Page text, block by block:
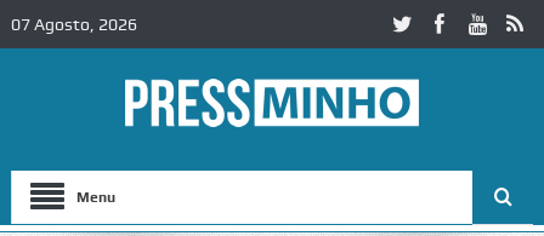
07 Agosto, 2026
Menu